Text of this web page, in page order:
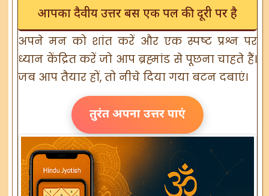
आपका दैवीय उत्तर बस एक पल की दूरी पर है
अपने मन को शांत करें और एक स्पष्ट प्रश्न पर
ध्यान केंद्रित करें जो आप ब्रह्मांड से पूछना चाहते हैं।
जब आप तैयार हों, तो नीचे दिया गया बटन दबाएं।
तुरंत अपना उत्तर पाएं